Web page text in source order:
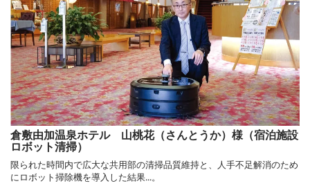
倉敷由加温泉ホテル 山桃花（さんとうか）様（宿泊施設
ロボット清掃）
限られた時間内で広大な共用部の清掃品質維持と、人手不足解消のため
にロボット掃除機を導入した結果...。